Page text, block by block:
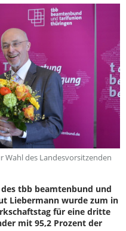
des Landesvorsitzenden
tbb beamtenbund und
Liebermann wurde zum in
für eine dritte
mit 95,2 Prozent der